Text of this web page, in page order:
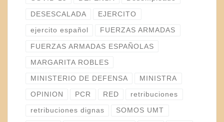
DESESCALADA EJERCITO
ejercito español FUERZAS ARMADAS
FUERZAS ARMADAS ESPAÑOLAS
MARGARITA ROBLES
MINISTERIO DE DEFENSA MINISTRA
OPINION PCR RED retribuciones
retribuciones dignas SOMOS UMT